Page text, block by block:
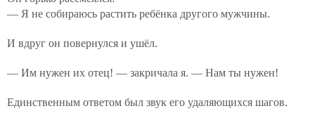
— Я не собираюсь растить ребёнка другого мужчины.
И вдруг он повернулся и ушёл.
— Им нужен их отец! — закричала я. — Нам ты нужен!
Единственным ответом был звук его удаляющихся шагов.